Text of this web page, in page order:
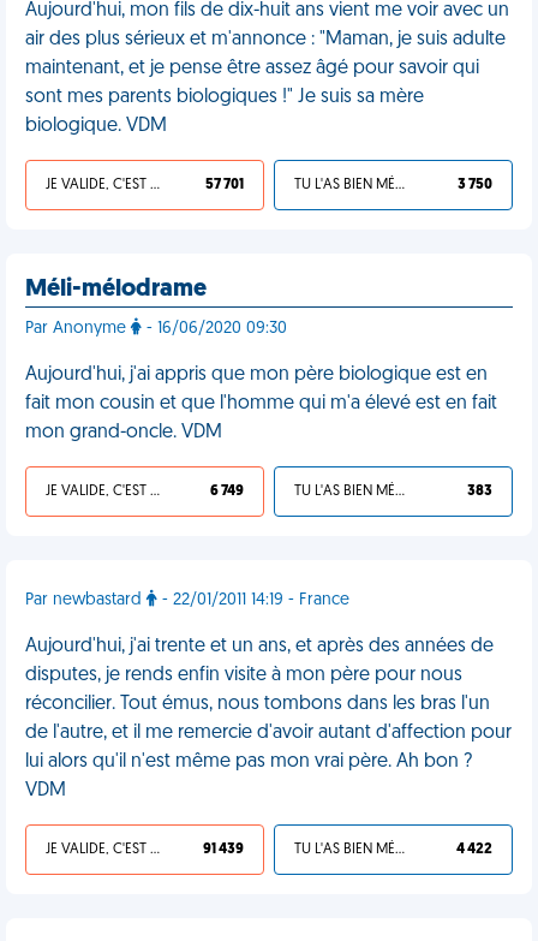
Aujourd'hui, mon fils de dix-huit ans vient me voir avec un
air des plus sérieux et m'annonce : "Maman, je suis adulte
maintenant, et je pense être assez âgé pour savoir qui
sont mes parents biologiques !" Je suis sa mère
biologique. VDM
JE VALIDE, C'EST UNE VDM 57 701 TU L'AS BIEN MÉRITÉ 3 750
Méli-mélodrame
Par Anonyme - 16/06/2020 09:30
Aujourd'hui, j'ai appris que mon père biologique est en
fait mon cousin et que l'homme qui m'a élevé est en fait
mon grand-oncle. VDM
JE VALIDE, C'EST UNE VDM 6 749 TU L'AS BIEN MÉRITÉ 383
Par newbastard - 22/01/2011 14:19 - France
Aujourd'hui, j'ai trente et un ans, et après des années de
disputes, je rends enfin visite à mon père pour nous
réconcilier. Tout émus, nous tombons dans les bras l'un
de l'autre, et il me remercie d'avoir autant d'affection pour
lui alors qu'il n'est même pas mon vrai père. Ah bon ?
VDM
JE VALIDE, C'EST UNE VDM 91 439 TU L'AS BIEN MÉRITÉ 4 422